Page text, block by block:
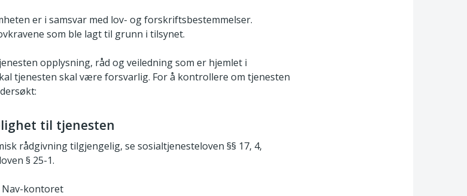
er i samsvar med lov- og forskriftsbestemmelser.
som ble lagt til grunn i tilsynet.
opplysning, råd og veiledning som er hjemlet i
tjenesten skal være forsvarlig. For å kontrollere om tjenesten
til tjenesten
rådgivning tilgjengelig, se sosialtjenesteloven §§ 17, 4,
§ 25-1.
Nav-kontoret